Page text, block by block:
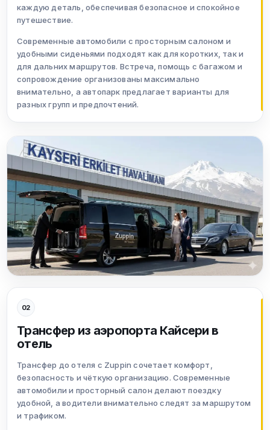
каждую деталь, обеспечивая безопасное и спокойное
путешествие.
Современные автомобили с просторным салоном и
удобными сиденьями подходят как для коротких, так и
для дальних маршрутов. Встреча, помощь с багажом и
сопровождение организованы максимально
внимательно, а автопарк предлагает варианты для
разных групп и предпочтений.
02
Трансфер из аэропорта Кайсери в
отель
Трансфер до отеля с Zuppin сочетает комфорт,
безопасность и чёткую организацию. Современные
автомобили и просторный салон делают поездку
удобной, а водители внимательно следят за маршрутом
и трафиком.